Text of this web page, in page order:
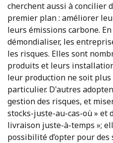
cherchent aussi à concilier
premier plan : améliorer
leurs émissions carbone.
démondialiser, les
les risques. Elles sont
produits et leurs
leur production ne soit
particulier. D'autres
gestion des risques, et
stocks-juste-au-cas-où » et
livraison juste-à-temps »;
possibilité d’opter pour